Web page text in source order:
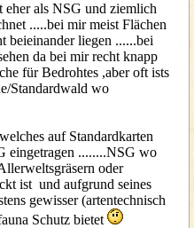
eher als NSG und ziemlich
.....bei mir meist Flächen
beieinander liegen ......bei
da bei mir recht knapp
für Bedrohtes ,aber oft ists
Standardwald wo
auf Standardkarten
eingetragen ........NSG wo
oder
ist und aufgrund seines
gewisser (artentechnisch
Schutz bietet